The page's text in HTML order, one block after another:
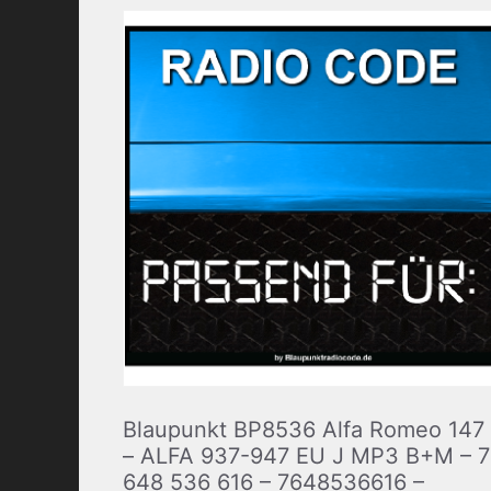
Blaupunkt BP8536 Alfa Romeo 147
– ALFA 937-947 EU J MP3 B+M – 7
648 536 616 – 7648536616 –